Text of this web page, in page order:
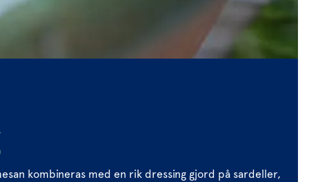
kombineras med en rik dressing gjord på sardeller,